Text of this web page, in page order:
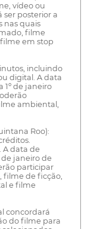
vídeo ou
ser posterior a
nas quais
filme
em stop
incluindo
digital. A data
1º de janeiro
ambiental,
Roo):
A data de
de janeiro de
participar
filme de ficção,
e filme
concordará
do filme para